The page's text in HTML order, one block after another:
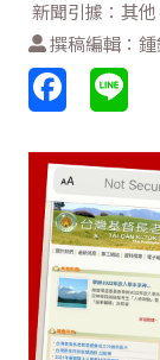
新聞引據：其他
撰稿編輯：